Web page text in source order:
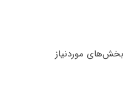
بخش‌های موردنیاز